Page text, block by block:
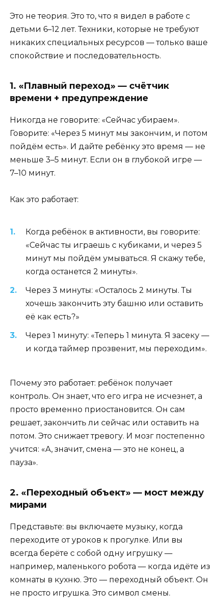
Это не теория. Это то, что я видел в работе с
детьми 6–12 лет. Техники, которые не требуют
никаких специальных ресурсов — только ваше
спокойствие и последовательность.
1. «Плавный переход» — счётчик
времени + предупреждение
Никогда не говорите: «Сейчас убираем».
Говорите: «Через 5 минут мы закончим, и потом
пойдём есть». И дайте ребёнку это время — не
меньше 3–5 минут. Если он в глубокой игре —
7–10 минут.
Как это работает:
Когда ребёнок в активности, вы говорите:
«Сейчас ты играешь с кубиками, и через 5
минут мы пойдём умываться. Я скажу тебе,
когда останется 2 минуты».
Через 3 минуты: «Осталось 2 минуты. Ты
хочешь закончить эту башню или оставить
её как есть?»
Через 1 минуту: «Теперь 1 минута. Я засеку —
и когда таймер прозвенит, мы переходим».
Почему это работает: ребёнок получает
контроль. Он знает, что его игра не исчезнет, а
просто временно приостановится. Он сам
решает, закончить ли сейчас или оставить на
потом. Это снижает тревогу. И мозг постепенно
учится: «А, значит, смена — это не конец, а
пауза».
2. «Переходный объект» — мост между
мирами
Представьте: вы включаете музыку, когда
переходите от уроков к прогулке. Или вы
всегда берёте с собой одну игрушку —
например, маленького робота — когда идёте из
комнаты в кухню. Это — переходный объект. Он
не просто игрушка. Это символ смены.